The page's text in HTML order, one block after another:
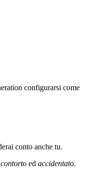
configurarsi come
conto anche tu.
contorto ed accidentato.